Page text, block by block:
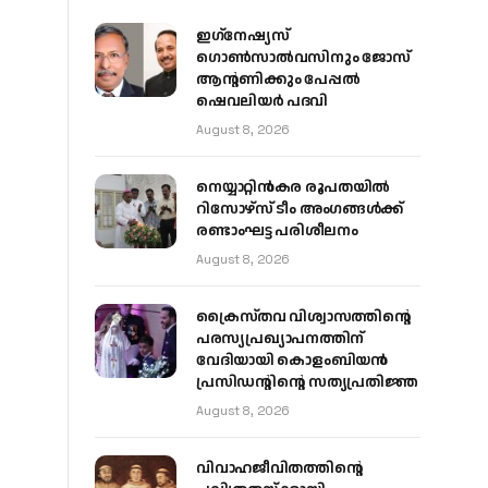
ഇഗ്‌നേഷ്യസ്
ഗൊൺസാൽവസിനും ജോസ്
ആന്റണിക്കും പേപ്പൽ
ഷെവലിയർ പദവി
August 8, 2026
നെയ്യാറ്റിൻകര രൂപതയിൽ
റിസോഴ്സ് ടീം അംഗങ്ങൾക്ക്
രണ്ടാംഘട്ട പരിശീലനം
August 8, 2026
ക്രൈസ്തവ വിശ്വാസത്തിന്റെ
പരസ്യപ്രഖ്യാപനത്തിന്
വേദിയായി കൊളംബിയൻ
പ്രസിഡന്റിന്റെ സത്യപ്രതിജ്ഞ
August 8, 2026
വിവാഹജീവിതത്തിന്റെ